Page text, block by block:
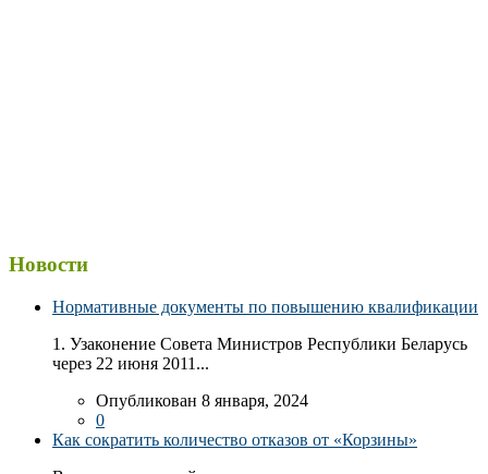
Новости
Нормативные документы по повышению квалификации
1. Узаконение Совета Министров Республики Беларусь
через 22 июня 2011...
Опубликован 8 января, 2024
0
Как сократить количество отказов от «Корзины»